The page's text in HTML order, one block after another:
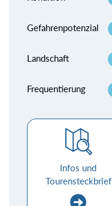
Gefahrenpotenzial
Landschaft
Frequentierung
Infos und
Tourensteckbrief